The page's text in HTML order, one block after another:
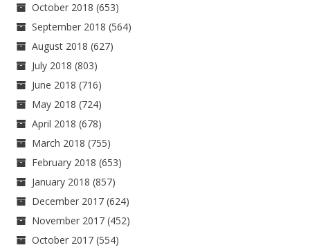
October 2018 (653)
September 2018 (564)
August 2018 (627)
July 2018 (803)
June 2018 (716)
May 2018 (724)
April 2018 (678)
March 2018 (755)
February 2018 (653)
January 2018 (857)
December 2017 (624)
November 2017 (452)
October 2017 (554)